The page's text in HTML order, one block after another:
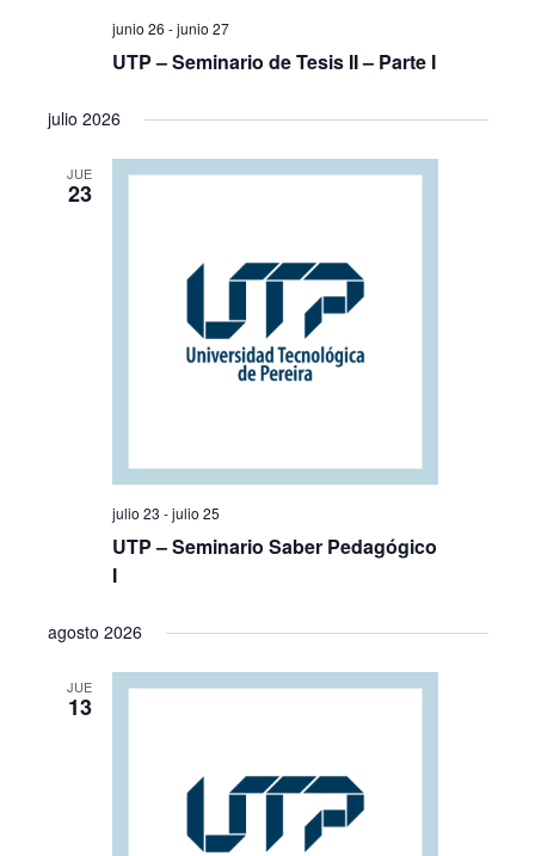
UTP – Seminario de Tesis II – Parte I
junio 26 -junio 27
julio 2026
JUE
23
UTP – Seminario Saber Pedagógico
I
julio 23 -julio 25
agosto 2026
JUE
13